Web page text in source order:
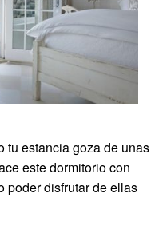
tu estancia goza de unas
este dormitorio con
poder disfrutar de ellas